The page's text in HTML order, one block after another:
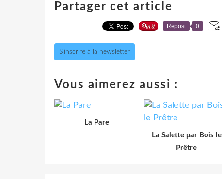
Partager cet article
Repost 0
S'inscrire à la newsletter
Vous aimerez aussi :
La Pare
La Salette par Bois le
Prêtre